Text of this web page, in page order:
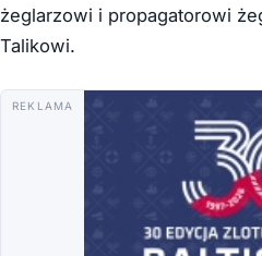
żeglarzowi i propagatorowi
Talikowi.
REKLAMA